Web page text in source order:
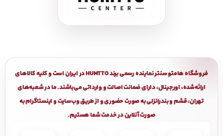
فروشگاه هامتو سنتر نماینده رسمی برند HUMTTO در ایران است و کلیه کالاهای
ارائه‌شده، اورجینال، دارای ضمانت اصالت و وارداتی می‌باشند. ما در شعبه‌های
تهران، قشم و بندرانزلی به صورت حضوری و از طریق وب‌سایت و اینستاگرام به
صورت آنلاین در خدمت شما هستیم.